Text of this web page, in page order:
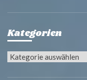
Kategorien
Kategorien